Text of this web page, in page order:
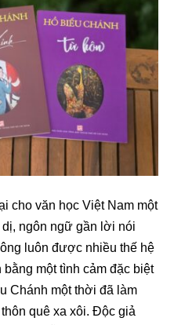
cho văn học Việt Nam một
ngôn ngữ gần lời nói
luôn được nhiều thế hệ
một tình cảm đặc biệt
Chánh một thời đã làm
quê xa xôi. Độc giả